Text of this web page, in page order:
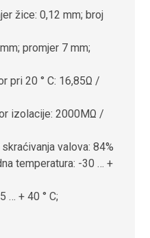
žice: 0,12 mm; broj
promjer 7 mm;
pri 20 ° C: 16,85Ω /
izolacije: 2000MΩ /
valova: 84%
temperatura: -30 … +
… + 40 ° C;